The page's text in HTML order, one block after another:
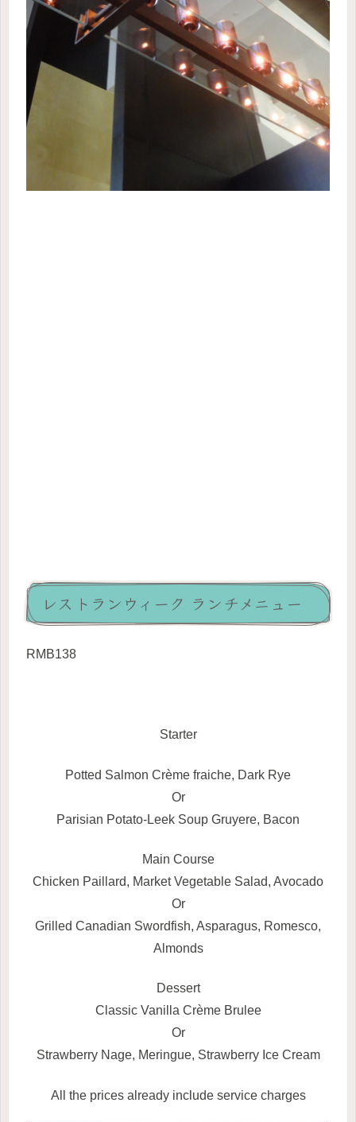
レストランウィーク ランチメニュー
RMB138
Starter
Potted Salmon Crème fraiche, Dark Rye
Or
Parisian Potato-Leek Soup Gruyere, Bacon
Main Course
Chicken Paillard, Market Vegetable Salad, Avocado
Or
Grilled Canadian Swordfish, Asparagus, Romesco,
Almonds
Dessert
Classic Vanilla Crème Brulee
Or
Strawberry Nage, Meringue, Strawberry Ice Cream
All the prices already include service charges